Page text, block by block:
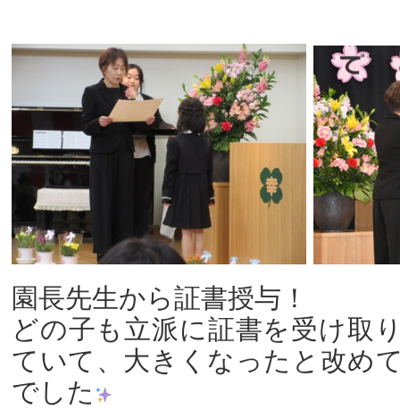
園長先生から証書授与！
どの子も立派に証書を受け取
ていて、大きくなったと改め
でした